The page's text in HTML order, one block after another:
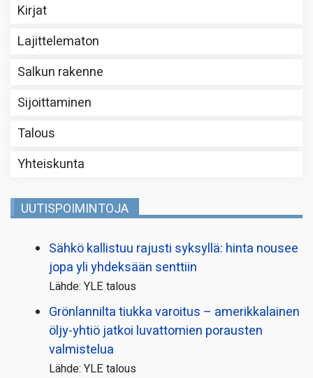
Kirjat
Lajittelematon
Salkun rakenne
Sijoittaminen
Talous
Yhteiskunta
UUTISPOIMINTOJA
Sähkö kallistuu rajusti syksyllä: hinta nousee
jopa yli yhdeksään senttiin
Lähde: YLE talous
Grönlannilta tiukka varoitus – amerikkalainen
öljy-yhtiö jatkoi luvattomien porausten
valmistelua
Lähde: YLE talous